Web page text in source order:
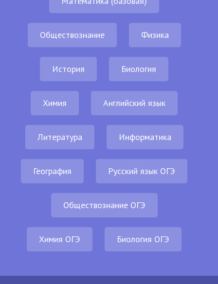
Обществознание Физика
История Биология
Химия Английский язык
Литература Информатика
География Русский язык ОГЭ
Обществознание ОГЭ
Химия ОГЭ Биология ОГЭ